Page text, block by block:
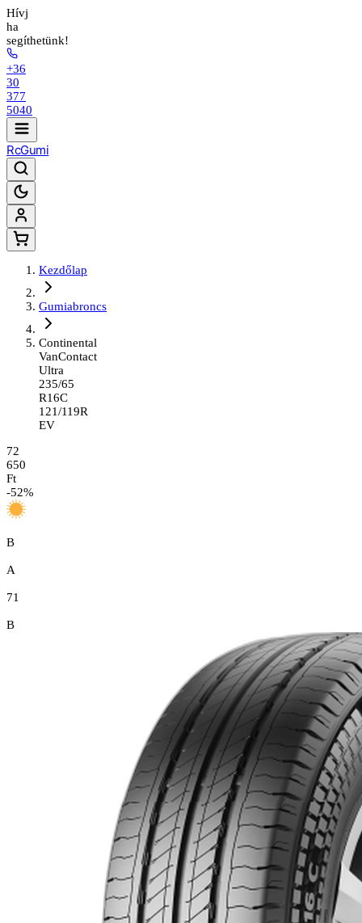
Hívj
ha
segíthetünk!
+36
30
377
5040
RcGumi
Kezdőlap
Gumiabroncs
Continental
VanContact
Ultra
235/65
R16C
121/119R
EV
72
650
Ft
-52%
B
A
71
B